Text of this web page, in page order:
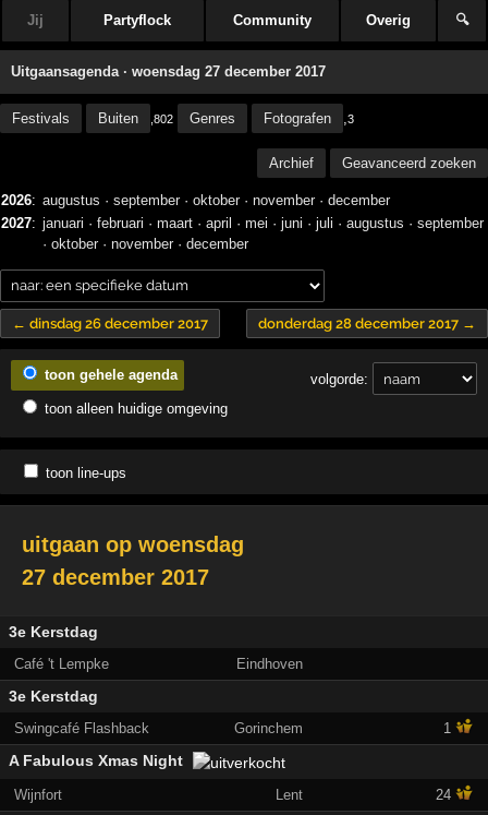
Jij Partyflock Community Overig 🔍
Uitgaansagenda · woensdag 27 december 2017
Festivals Buiten ,802 Genres Fotografen ,3
Archief Geavanceerd zoeken
2026: augustus · september· oktober· november· december
2027: januari · februari · maart · april · mei · juni · juli · augustus · september
· oktober· november· december
← dinsdag 26 december 2017 donderdag 28 december 2017 →
volgorde:
toon gehele agenda
toon alleen huidige omgeving
toon line-ups
uitgaan op woensdag
27 december 2017
3e Kerstdag
Café 't Lempke Eindhoven
3e Kerstdag
Swingcafé Flashback Gorinchem 1
A Fabulous Xmas Night
Wijnfort Lent 24